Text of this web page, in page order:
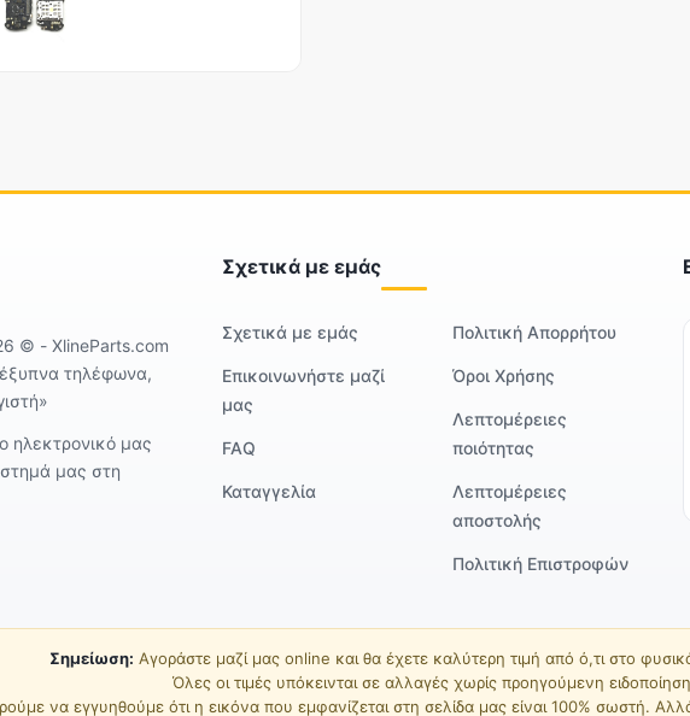
©️ - XlineParts.com
τηλέφωνα,
ηλεκτρονικό μας
μας στη
Σχετικά με εμάς
Σχετικά με εμάς
Επικοινωνήστε μαζί
μας
FAQ
Καταγγελία
Πολιτική Απορρήτου
Όροι Χρήσης
Λεπτομέρειες
ποιότητας
Λεπτομέρειες
αποστολής
Πολιτική Επιστροφών
Σημείωση: Αγοράστε μαζί μας online και θα έχετε καλύτερη τιμή από ό,τι στο
Όλες οι τιμές υπόκεινται σε αλλαγές χωρίς προηγούμενη
να εγγυηθούμε ότι η εικόνα που εμφανίζεται στη σελίδα μας είναι 100% σωστή.